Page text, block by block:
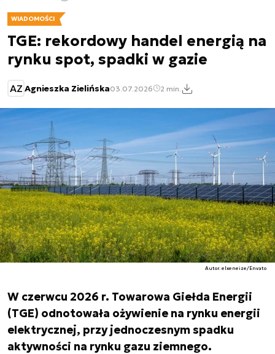
WIADOMOŚCI
TGE: rekordowy handel energią na
rynku spot, spadki w gazie
AZ Agnieszka Zielińska03.07.2026 2 min.
Autor. elxeneize/Envato
W czerwcu 2026 r. Towarowa Giełda Energii
(TGE) odnotowała ożywienie na rynku energii
elektrycznej, przy jednoczesnym spadku
aktywności na rynku gazu ziemnego.